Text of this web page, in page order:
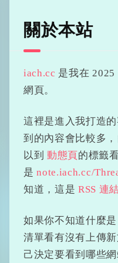
關於本站
iach.cc 是我在
網頁。
這裡是進入我打造
到的內容會比較多
以到動態頁的標籤
是note.iach.cc/
知道，這是RSS 連
如果你不知道什麼
清單看有沒有上傳
己決定要看到哪些